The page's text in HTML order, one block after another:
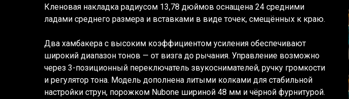
Кленовая накладка радиусом 13,78 дюймов оснащена 24 средними
ладами среднего размера и вставками в виде точек, смещённых к краю.
Два хамбакера с высоким коэффициентом усиления обеспечивают
широкий диапазон тонов — от визга до рычания. Управление возможно
через 3-позиционный переключатель звукоснимателей, ручку громкости
и регулятор тона. Модель дополнена литыми колками для стабильной
настройки струн, порожком Nubone шириной 48 мм и чёрной фурнитурой.